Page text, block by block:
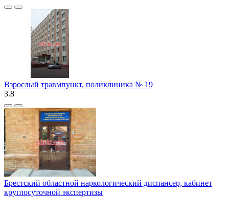
Взрослый травмпункт, поликлиника № 19
3.8
Брестский областной наркологический диспансер, кабинет
круглосуточной экспертизы